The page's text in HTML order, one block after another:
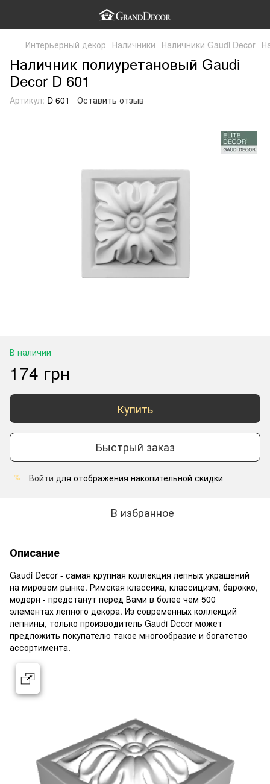
Интерьерный декор Наличники Наличники Gaudi Decor
Наличник полиуретановый Gaudi
Decor D 601
Артикул: D 601 Оставить отзыв
В наличии
174 грн
Купить
Быстрый заказ
% Войти для отображения накопительной скидки
В избранное
Описание
Gaudi Decor - самая крупная коллекция лепных украшений
на мировом рынке. Римская классика, классицизм, барокко,
модерн - предстанут перед Вами в более чем 500
элементах лепного декора. Из современных коллекций
лепнины, только производитель Gaudi Decor может
предложить покупателю такое многообразие и богатство
ассортимента.